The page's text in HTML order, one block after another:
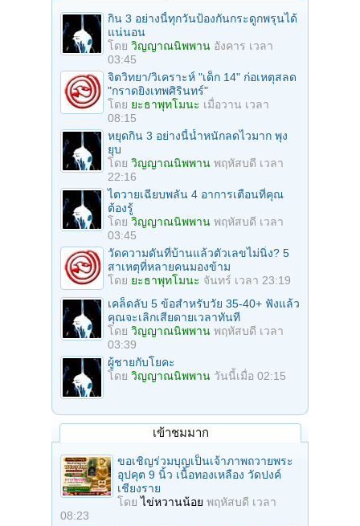
กิน 3 อย่างนี้ทุกวันป้องกันกระดูกพรุนได้
แน่นอน
โดย วิญญาณนิพพาน อังคาร เวลา
03:45
จิตวิทยา/วิเคราะห์ "เด็ก 14" ก่อเหตุสลด
"กราดยิงเทพศิรินทร์"
โดย ยะธาพุทโมนะ เมื่อวาน เวลา
08:15
หยุดกิน 3 อย่างนี้น้ำหนักลดไวมาก พุง
ยุบ
โดย วิญญาณนิพพาน พฤหัสบดี เวลา
22:16
ไตวายเฉียบพลัน 4 อาการเตือนที่คุณ
ต้องรู้
โดย วิญญาณนิพพาน พฤหัสบดี เวลา
03:45
วัดความดันที่บ้านแล้วตัวเลขไม่นิ่ง? 5
สาเหตุที่หลายคนมองข้าม
โดย ยะธาพุทโมนะ จันทร์ เวลา 23:19
เคล็ดลับ 5 ข้อสำหรับวัย 35-40+ ฟังแล้ว
คุณจะเลิกเสียดายเวลาทันที
โดย วิญญาณนิพพาน พฤหัสบดี เวลา
03:39
ผู้ชายกับโยคะ
โดย วิญญาณนิพพาน วันนี้เมื่อ 02:15
เข้าชมมาก
ขอเชิญร่วมบุญเป็นเจ้าภาพถวายพระ
อุปคุต 9 นิ้ว เนื้อทองเหลือง วัดปงค์
เชียงราย
โดยไข่หวานน้อย พฤหัสบดี เวลา
08:23